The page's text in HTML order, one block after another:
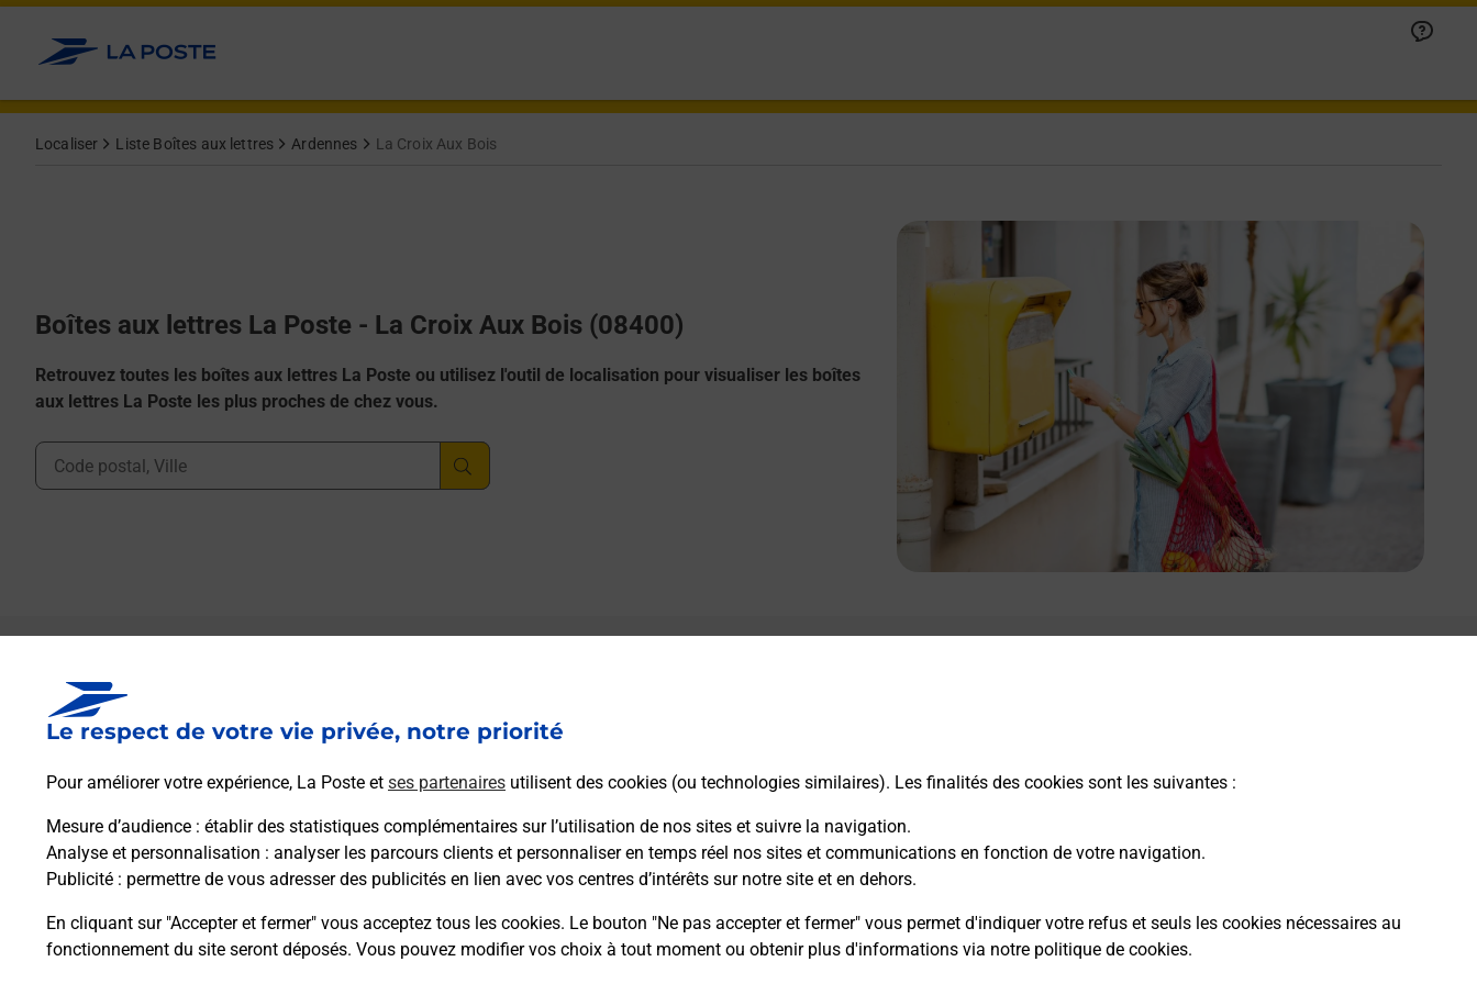
Le respect de votre vie privée, notre priorité
Pour améliorer votre expérience, La Poste et ses partenaires utilisent des cookies (ou technologies similaires). Les finalités des cookies sont les suivantes :
Mesure d’audience : établir des statistiques complémentaires sur l’utilisation de nos sites et suivre la navigation.
Analyse et personnalisation : analyser les parcours clients et personnaliser en temps réel nos sites et communications en fonction de votre navigation.
Publicité : permettre de vous adresser des publicités en lien avec vos centres d’intérêts sur notre site et en dehors.
En cliquant sur "Accepter et fermer" vous acceptez tous les cookies. Le bouton "Ne pas accepter et fermer" vous permet d'indiquer votre refus et seuls les cookies nécessaires au
fonctionnement du site seront déposés. Vous pouvez modifier vos choix à tout moment ou obtenir plus d'informations via notre politique de cookies.
Allez au contenu
Localiser Liste Boîtes aux lettres Ardennes La Croix Aux Bois
Boîtes aux lettres La Poste - La Croix Aux Bois (08400)
Retrouvez toutes les boîtes aux lettres La Poste ou utilisez l'outil de localisation pour visualiser les boîtes
aux lettres La Poste les plus proches de chez vous.
Ville, Département, Code Postal
Boîte aux lettres La Poste
Prochaine collecte du courrier lundià 09h00
33 Rue De La Foret
Itinéraire